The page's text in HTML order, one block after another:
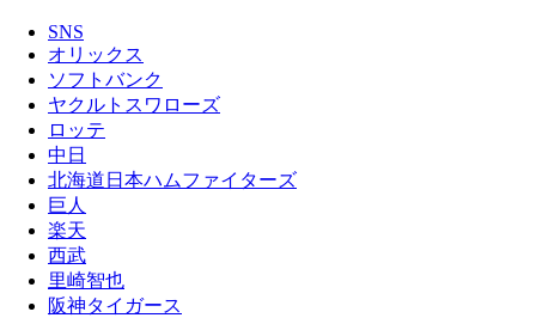
SNS
オリックス
ソフトバンク
ヤクルトスワローズ
ロッテ
中日
北海道日本ハムファイターズ
巨人
楽天
西武
里崎智也
阪神タイガース